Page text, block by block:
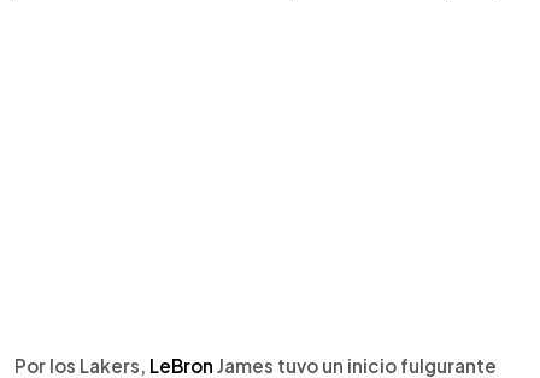
Por los Lakers, LeBron James tuvo un inicio fulgurante